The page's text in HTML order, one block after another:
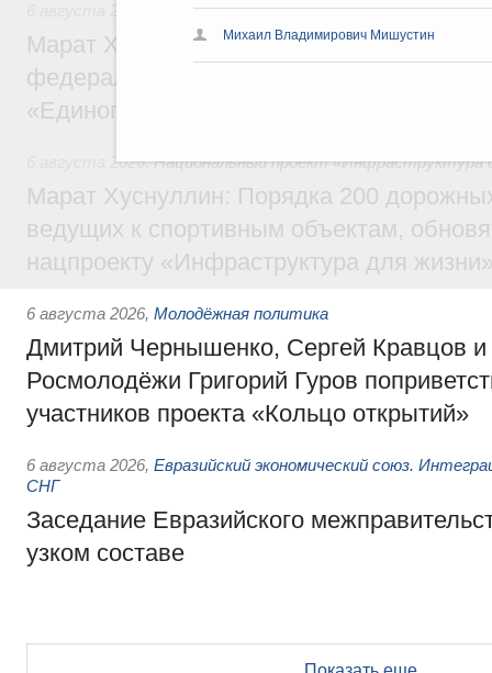
Михаил Владимирович Мишустин
Регулирование в сфере строительства
Марат Хуснуллин: Более 130
федерального значения построено под
«Единого заказчика»
6 августа 2026,Национальный проект «Инфраструктура
Марат Хуснуллин: Порядка 200
ведущих к спортивным объектам,
нацпроекту «Инфраструктура для
6 августа 2026, Молодёжная политика
Дмитрий Чернышенко, Сергей Кравцов и
Росмолодёжи Григорий Гуров
участников проекта «Кольцо открытий»
6 августа 2026, Евразийский экономический союз.
СНГ
Заседание Евразийского
узком составе